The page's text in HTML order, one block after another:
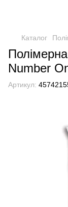
Каталог
Number
Артикул: